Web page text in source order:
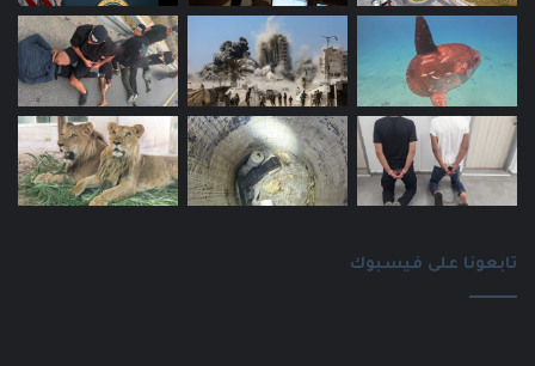
تابعونا على فيسبوك